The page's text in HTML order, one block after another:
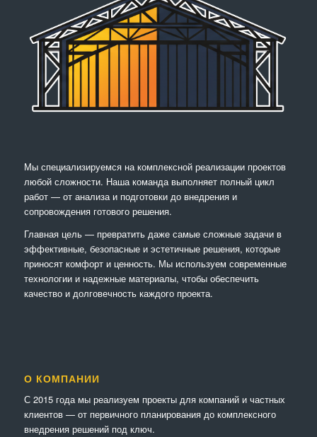
Мы специализируемся на комплексной реализации проектов
любой сложности. Наша команда выполняет полный цикл
работ — от анализа и подготовки до внедрения и
сопровождения готового решения.
Главная цель — превратить даже самые сложные задачи в
эффективные, безопасные и эстетичные решения, которые
приносят комфорт и ценность. Мы используем современные
технологии и надежные материалы, чтобы обеспечить
качество и долговечность каждого проекта.
О КОМПАНИИ
С 2015 года мы реализуем проекты для компаний и частных
клиентов — от первичного планирования до комплексного
внедрения решений под ключ.